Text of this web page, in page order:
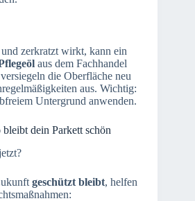
zerkratzt wirkt, kann ein
aus dem Fachhandel
die Oberfläche neu
aus. Wichtig:
Untergrund anwenden.
dein Parkett schön
geschützt bleibt, helfen